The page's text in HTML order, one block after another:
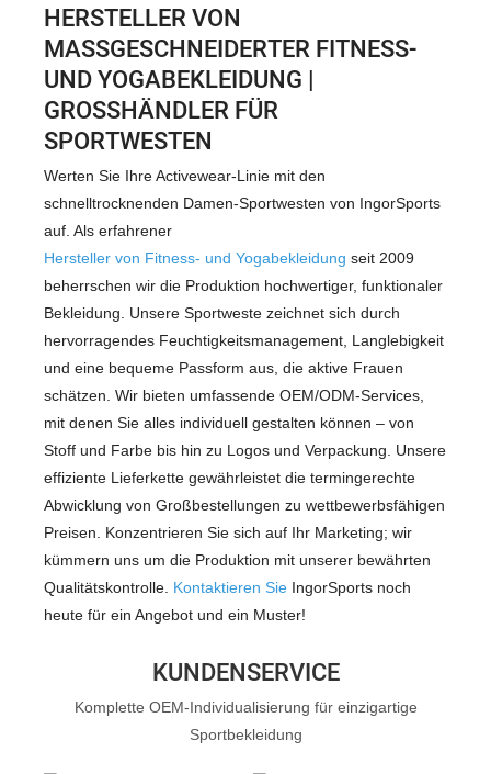
HERSTELLER VON
MASSGESCHNEIDERTER FITNESS- U
ND YOGABEKLEIDUNG | G
ROSSHÄNDLER FÜR SP
ORTWESTEN
Werten Sie Ihre Activewear-Linie mit den
schnelltrocknenden Damen-Sportwesten von IngorSports
auf. Als erfahrener
Hersteller von Fitness- und Yogabekleidung seit 2009
beherrschen wir die Produktion hochwertiger, funktionaler
Bekleidung. Unsere Sportweste zeichnet sich durch
hervorragendes Feuchtigkeitsmanagement, Langlebigkeit
und eine bequeme Passform aus, die aktive Frauen
schätzen. Wir bieten umfassende OEM/ODM-Services,
mit denen Sie alles individuell gestalten können – von
Stoff und Farbe bis hin zu Logos und Verpackung. Unsere
effiziente Lieferkette gewährleistet die termingerechte
Abwicklung von Großbestellungen zu wettbewerbsfähigen
Preisen. Konzentrieren Sie sich auf Ihr Marketing; wir
kümmern uns um die Produktion mit unserer bewährten
Qualitätskontrolle. Kontaktieren Sie IngorSports noch
heute für ein Angebot und ein Muster!
KUNDENSERVICE
Komplette OEM-Individualisierung für einzigartige
Sportbekleidung